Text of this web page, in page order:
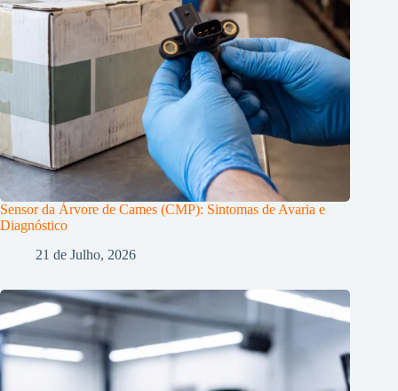
Sensor da Árvore de Cames (CMP): Sintomas de Avaria e
Diagnóstico
21 de Julho, 2026